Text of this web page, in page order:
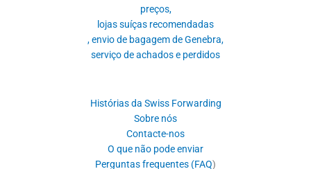
preços,
lojas suíças recomendadas
, envio de bagagem de Genebra,
serviço de achados e perdidos
Histórias da Swiss Forwarding
Sobre nós
Contacte-nos
O que não pode enviar
Perguntas frequentes (FAQ)